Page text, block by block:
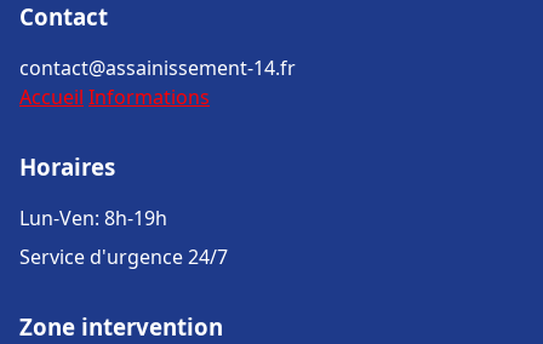
Contact
contact@assainissement-14.fr
Accueil Informations
Horaires
Lun-Ven: 8h-19h
Service d'urgence 24/7
Zone intervention